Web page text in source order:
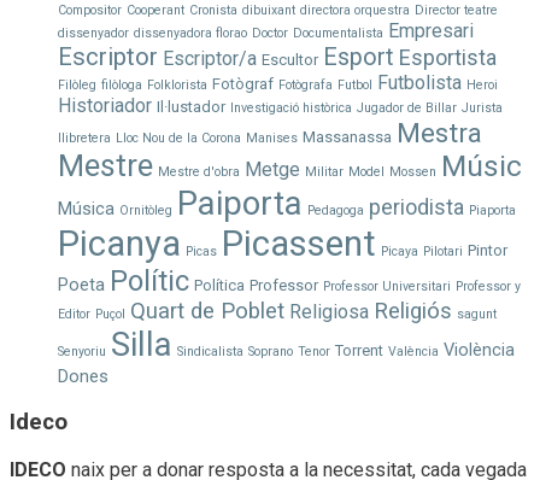
Compositor Cooperant Cronista dibuixant directora orquestra Director teatre
dissenyador dissenyadora florao Doctor Documentalista Empresari
Escriptor Escriptor/a Escultor Esport Esportista
Filòleg filòloga Folklorista Fotògraf Fotògrafa Futbol Futbolista Heroi
Historiador Il·lustador Investigació històrica Jugador de Billar Jurista
llibretera Lloc Nou de la Corona Manises Massanassa Mestra
Mestre Mestre d'obra Metge Militar Model Mossen Músic
Música Ornitòleg Paiporta Pedagoga periodista Piaporta
Picanya Picas Picassent Picaya Pilotari Pintor
Poeta Polític Política Professor Professor Universitari Professor y
Editor Puçol Quart de Poblet Religiosa Religiós sagunt
Senyoriu Silla Sindicalista Soprano Tenor Torrent València Violència
Dones
Ideco
IDECO naix per a donar resposta a la necessitat, cada vegada